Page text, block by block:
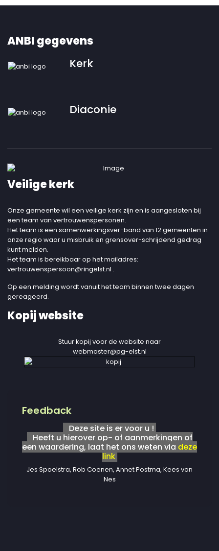
ANBI gegevens
Kerk
Diaconie
Veilige kerk
Onze gemeente wil een veilige kerk zijn en is aangesloten bij
een team van vertrouwenspersonen.
Het team is een samenwerkingsver-band van 12 gemeenten in
onze regio waar u misbruik en grensover-schrijdend gedrag
kunt melden.
Het team is bereikbaar op het mailadres:
vertrouwenspersoon@ringelst.nl .
Op een melding wordt vanuit het team binnen twee dagen
gereageerd.
Kopij website
Stuur kopij voor de website naar
webmaster@pg-elst.nl
Feedback
Deze site is er voor u !
Heeft u hierover op- of aanmerkingen of
een waardering, laat het ons weten via deze
link
Jes Spoelstra, Rob Coenen, Annet Postma, Kees van
Nes